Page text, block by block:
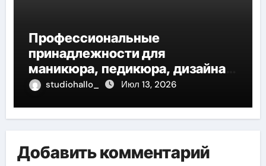
Профессиональные
принадлежности для
маникюра, педикюра, дизайна
ногтей, депиляции и
studiohallo_ Июл 13, 2026
Добавить комментарий